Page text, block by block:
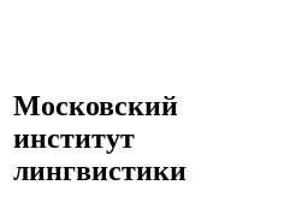
Московский
институт
лингвистики